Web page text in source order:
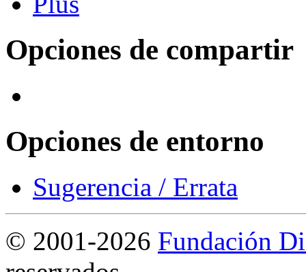
Opciones de compartir
Opciones de entorno
Sugerencia / Errata
© 2001-2026 Fundación